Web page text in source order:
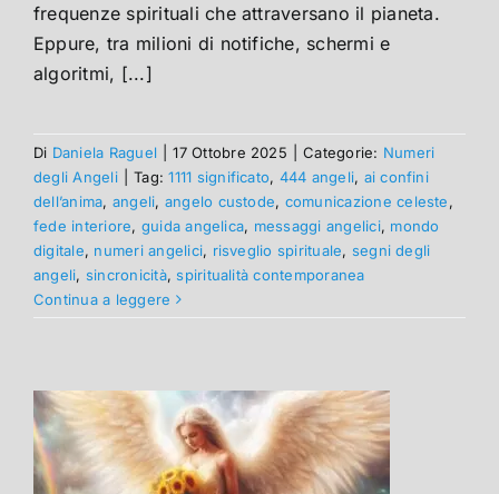
frequenze spirituali che attraversano il pianeta.
Eppure, tra milioni di notifiche, schermi e
algoritmi, [...]
Di Daniela Raguel 17 Ottobre 2025 Categorie: Numeri
degli Angeli
Tag:1111 significato, 444 angeli, ai confini
dell’anima, angeli, angelo custode, comunicazione celeste,
fede interiore, guida angelica, messaggi angelici, mondo
digitale, numeri angelici, risveglio spirituale, segni degli
angeli, sincronicità,spiritualità contemporanea
Continua a leggere